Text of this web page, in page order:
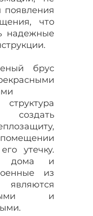
появления
что
надежные
брус
утечку.
дома и
из
являются
и